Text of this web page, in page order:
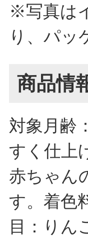
※写真は
り、パッ
商品情
対象月齢
すく仕上
赤ちゃん
す。着色
目：りん